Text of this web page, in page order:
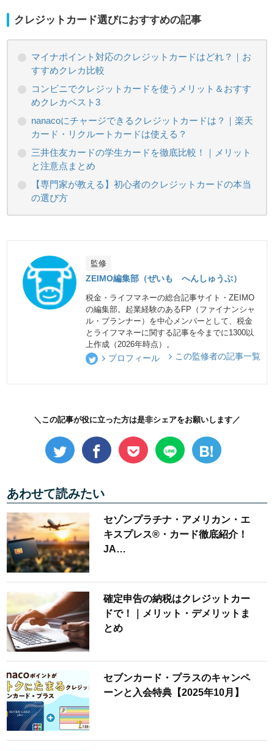
クレジットカード選びにおすすめの記事
マイナポイント対応のクレジットカードはどれ？｜お
すすめクレカ比較
コンビニでクレジットカードを使うメリット＆おすす
めクレカベスト3
nanacoにチャージできるクレジットカードは？｜楽天
カード・リクルートカードは使える？
三井住友カードの学生カードを徹底比較！｜メリット
と注意点まとめ
【専門家が教える】初心者のクレジットカードの本当
の選び方
監修
ZEIMO編集部（ぜいも へんしゅうぶ）
税金・ライフマネーの総合記事サイト・ZEIMO
の編集部。起業経験のあるFP（ファイナンシャ
ル・プランナー）を中心メンバーとして、税金
とライフマネーに関する記事を今までに1300以
上作成（2026年時点）。
プロフィール この監修者の記事一覧
＼この記事が役に立った方は是非シェアをお願いします／
あわせて読みたい
セゾンプラチナ・アメリカン・エ
キスプレス®・カード徹底紹介！
JA…
確定申告の納税はクレジットカー
ドで！｜メリット・デメリットま
とめ
セブンカード・プラスのキャンペ
ーンと入会特典【2025年10月】